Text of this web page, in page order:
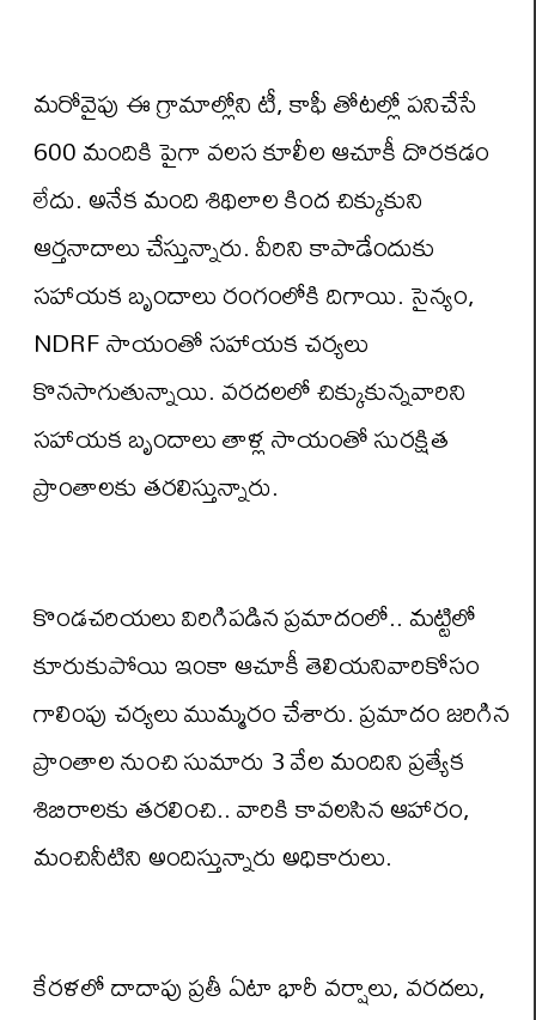
మరోవైపు ఈ గ్రామాల్లోని టీ, కాఫీ తోటల్లో పనిచేసే
600 మందికి పైగా వలస కూలీల ఆచూకీ దొరకడం
లేదు. అనేక మంది శిథిలాల కింద చిక్కుకుని
ఆర్తనాదాలు చేస్తున్నారు. వీరిని కాపాడేందుకు
సహాయక బృందాలు రంగంలోకి దిగాయి. సైన్యం,
NDRF సాయంతో సహాయక చర్యలు
కొనసాగుతున్నాయి. వరదలలో చిక్కుకున్నవారిని
సహాయక బృందాలు తాళ్ల సాయంతో సురక్షిత
ప్రాంతాలకు తరలిస్తున్నారు.
కొండచరియలు విరిగిపడిన ప్రమాదంలో.. మట్టిలో
కూరుకుపోయి ఇంకా ఆచూకీ తెలియనివారికోసం
గాలింపు చర్యలు ముమ్మరం చేశారు. ప్రమాదం జరిగిన
ప్రాంతాల నుంచి సుమారు 3 వేల మందిని ప్రత్యేక
శిబిరాలకు తరలించి.. వారికి కావలసిన ఆహారం,
మంచినీటిని అందిస్తున్నారు అధికారులు.
కేరళలో దాదాపు ప్రతీ ఏటా భారీ వర్షాలు, వరదలు,